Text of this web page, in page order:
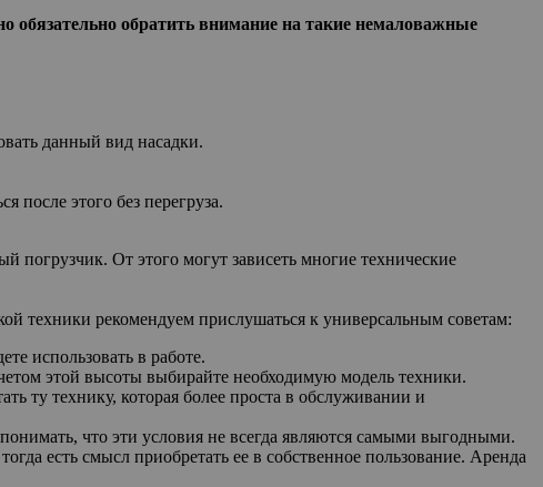
обязательно обратить внимание на такие немаловажные
данный вид насадки.
после этого без перегруза.
От этого могут зависеть многие технические
техники рекомендуем прислушаться к универсальным советам:
использовать в работе.
этой высоты выбирайте необходимую модель техники.
ту технику, которая более проста в обслуживании и
что эти условия не всегда являются самыми выгодными.
есть смысл приобретать ее в собственное пользование. Аренда